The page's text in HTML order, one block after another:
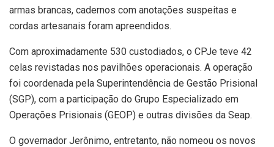
armas brancas, cadernos com anotações suspeitas e
cordas artesanais foram apreendidos.
Com aproximadamente 530 custodiados, o CPJe teve 42
celas revistadas nos pavilhões operacionais. A operação
foi coordenada pela Superintendência de Gestão Prisional
(SGP), com a participação do Grupo Especializado em
Operações Prisionais (GEOP) e outras divisões da Seap.
O governador Jerônimo, entretanto, não nomeou os novos